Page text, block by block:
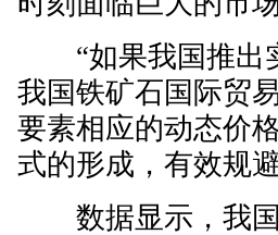
“如果我国推出
我国铁矿石国际贸
要素相应的动态价
式的形成，有效规
数据显示，我国